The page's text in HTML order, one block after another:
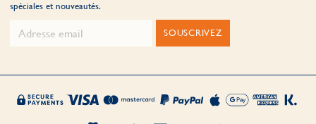
spéciales et nouveautés.
SOUSCRIVEZ